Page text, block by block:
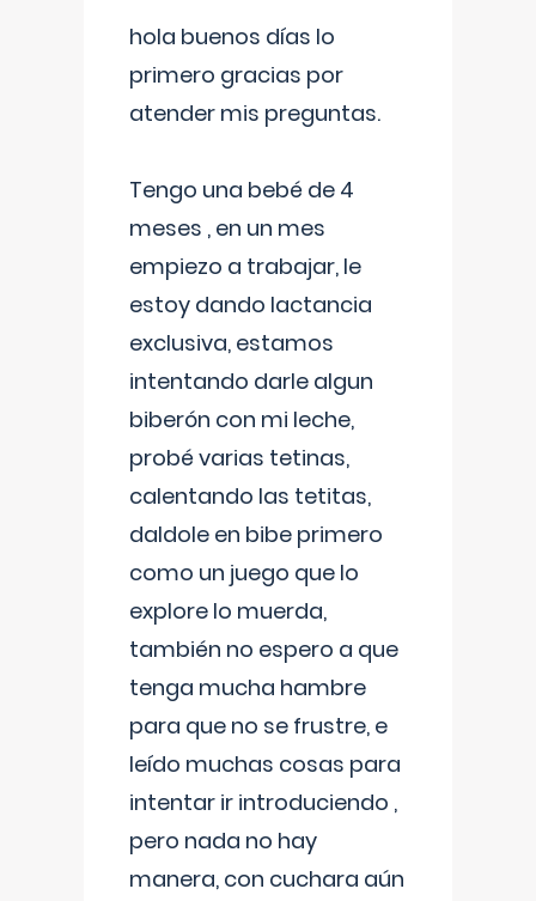
hola buenos días lo
primero gracias por
atender mis preguntas.
Tengo una bebé de 4
meses , en un mes
empiezo a trabajar, le
estoy dando lactancia
exclusiva, estamos
intentando darle algun
biberón con mi leche,
probé varias tetinas,
calentando las tetitas,
daldole en bibe primero
como un juego que lo
explore lo muerda,
también no espero a que
tenga mucha hambre
para que no se frustre, e
leído muchas cosas para
intentar ir introduciendo ,
pero nada no hay
manera, con cuchara aún